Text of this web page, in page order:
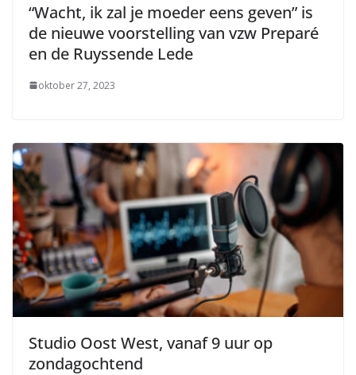
“Wacht, ik zal je moeder eens geven” is
de nieuwe voorstelling van vzw Preparé
en de Ruyssende Lede
oktober 27, 2023
Studio Oost West, vanaf 9 uur op
zondagochtend